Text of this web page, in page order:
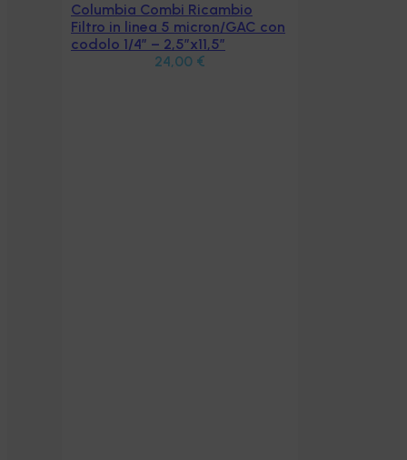
Aggiungi al carrello
Columbia Combi Ricambio
Filtro in linea 5 micron/GAC con
codolo 1/4″ – 2,5″x11,5″
24,00 €